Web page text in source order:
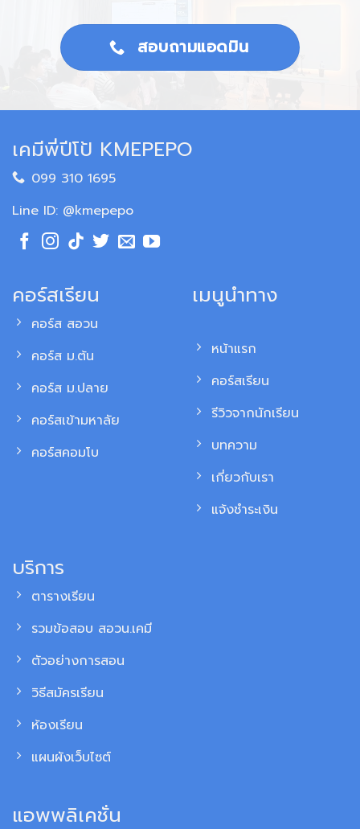
สอบถามแอดมิน
เคมีพี่ปีโป้ KMEPEPO
099 310 1695
Line ID: @kmepepo
คอร์สเรียน
คอร์ส สอวน
คอร์ส ม.ต้น
คอร์ส ม.ปลาย
คอร์สเข้ามหาลัย
คอร์สคอมโบ
เมนูนำทาง
หน้าแรก
คอร์สเรียน
รีวิวจากนักเรียน
บทความ
เกี่ยวกับเรา
แจ้งชำระเงิน
บริการ
ตารางเรียน
รวมข้อสอบ สอวน.เคมี
ตัวอย่างการสอน
วิธีสมัครเรียน
ห้องเรียน
แผนผังเว็บไซต์
แอพพลิเคชั่น